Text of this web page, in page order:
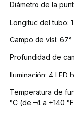
Diámetro de la
Longitud del tubo:
Campo de visi: 67°
Profundidad de
Iluminación: 4 LED
Temperatura de
°C (de –4 a +140